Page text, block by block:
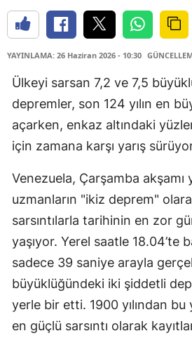
YAYINLAMA: 26 Haziran 2026 - 10:30
Ülkeyi sarsan 7,2 ve 7,5
depremler, son 124 yılın en
açarken, enkaz altındaki
için zamana karşı yarış
Venezuela, Çarşamba akşamı
uzmanların "ikiz deprem"
sarsıntılarla tarihinin en zor
yaşıyor. Yerel saatle 18.04’te
sadece 39 saniye arayla
büyüklüğündeki iki şiddetli
yerle bir etti. 1900 yılından
en güçlü sarsıntı olarak